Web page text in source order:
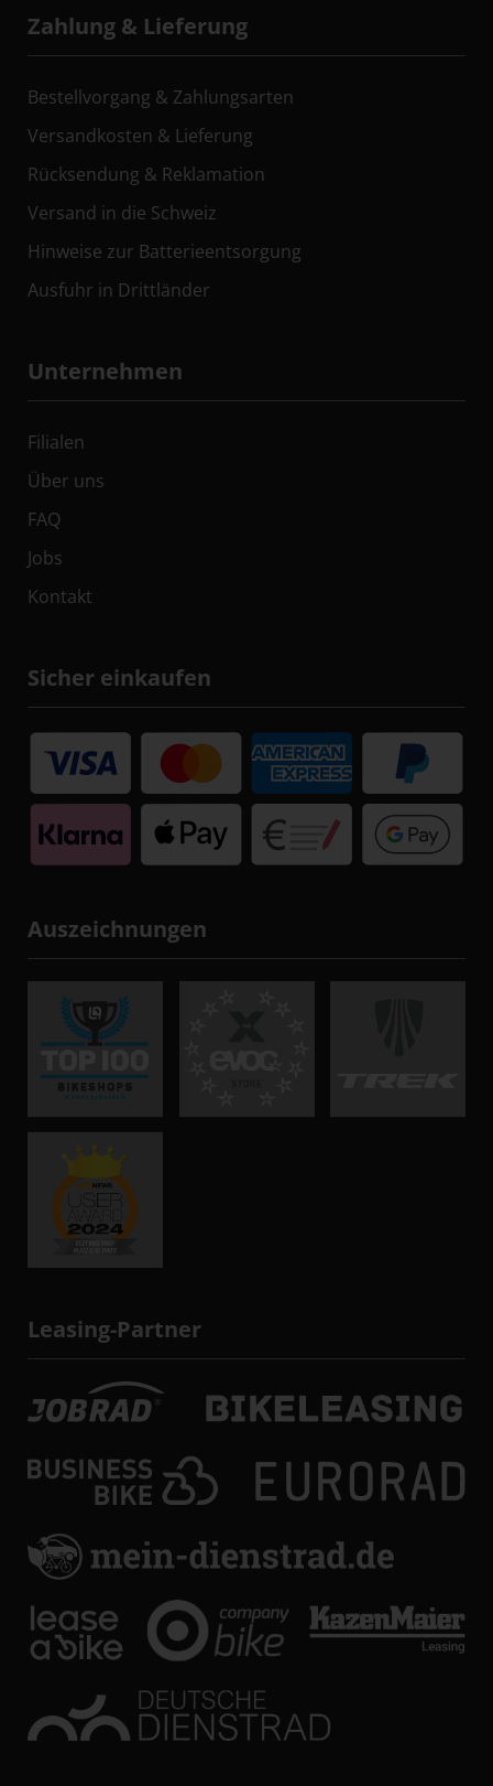
Zahlung & Lieferung
Bestellvorgang & Zahlungsarten
Versandkosten & Lieferung
Rücksendung & Reklamation
Versand in die Schweiz
Hinweise zur Batterieentsorgung
Ausfuhr in Drittländer
Unternehmen
Filialen
Über uns
FAQ
Jobs
Kontakt
Sicher einkaufen
Auszeichnungen
Leasing-Partner